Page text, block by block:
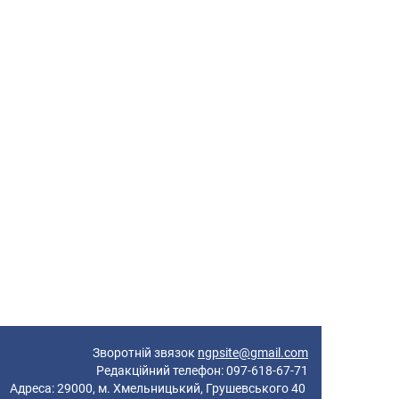
Зворотній звязок ngpsite@gmail.com
Редакційний телефон: 097-618-67-71
29000, м. Хмельницький, Грушевського 40